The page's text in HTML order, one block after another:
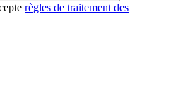
règles de traitement des